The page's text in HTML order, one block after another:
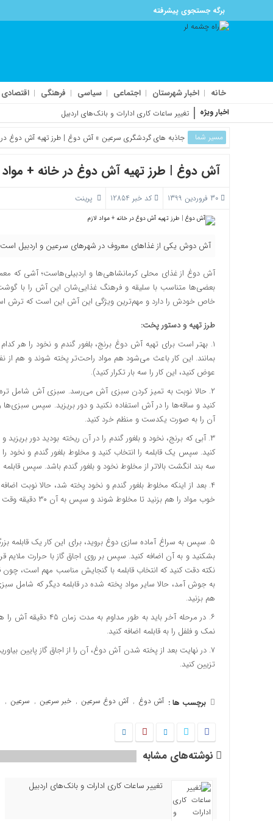
برگه جستجوی پیشرفته
خانه اخبار شهرستان اجتماعی سیاسی فرهنگی اقتصادی
اخبار ویژه
تغییر ساعات کاری ادارات و بانک‌های اردبیل
حمله به فرودگاه پارس‌‌آباد جزئی بود
اجتماع عظیم اردبیلی‌ها زیر بارش باران
تایید صلاحیت ۹۸درصد نامزدهای شوراهای روستای اردبیل
افزایش ۴ درصدی تصادفات فوتی در جاده‌های اردبیل
مسابقات بین‌المللی اسکی آلپاین در سرعین
مسیر شما جاذبه های گردشگری سرعین » آش دوغ | طرز تهیه آش دوغ در
آش دوغ | طرز تهیه آش دوغ در خانه + مواد
کد خبر 12854 پرینت
آش دوش یکی از غذاهای معروف در شهرهای سرعین و اردبیل است
آش دوغ از غذای محلی کرمانشاهی‌ها و اردبیلی‌هاست؛ آشی که
بعضی‌ها متناسب با سلیقه و فرهنگ غذایی‌شان این آش را با
خاص خودش را دارد و مهم‌ترین ویژگی این آش این است که ترش
طرز تهیه و دستور پخت:
۱. بهتر است برای تهیه آش دوغ برنج، بلغور گندم و نخود را هر
بمانند. این کار باعث می‌شود هم مواد راحت‌تر پخته شوند و هم
عوض کنید، این کار را سه بار تکرار کنید).
۲. حالا نوبت به تمیز کردن سبزی آش می‌رسد. سبزی آش شامل
کنید و ساقه‌ها را در آش استفاده نکنید و دور بریزید. سپس
آن را به صورت یکدست و منظم خرد کنید.
۳. آبی که برنج، نخود و بلغور گندم را در آن ریخته بودید دور
کنید. سپس یک قابلمه را انتخاب کنید و مخلوط بلغور گندم و نخود
سه بند انگشت بالاتر از مخلوط نخود و بلغور گندم باشد. سپس قابلمه
۴. بعد از اینکه مخلوط بلغور گندم و نخود پخته شد، حالا نوبت
خوب مواد را هم بزنید تا مخلوط شوند و سپس به آن ۳۰ دقیقه وقت دهید تا سایر مواد نیز به خوبی پخته شوند.
۵. سپس به سراغ آماده سازی دوغ بروید، برای این کار یک
بشکنید و به آن اضافه کنید. سپس بر روی اجاق گاز با حرارت
نکته دقت کنید که انتخاب قابلمه با گنجایش مناسب مهم است، چون
به جوش آمد، حالا سایر مواد پخته شده در قابلمه دیگر که شامل
هم بزنید.
۶. در مرحله آخر باید
نمک و فلفل را به قابلمه اضافه کنید.
۷. در نهایت بعد از پخته شدن آش دوغ، آن را از اجاق گاز پایین
تزیین کنید.
برچسب ها : آش دوغ , آش دوغ سرعین , خبر سرعین , سرعین ,
نوشته‌های مشابه
تغییر ساعات کاری ادارات و بانک‌های اردبیل